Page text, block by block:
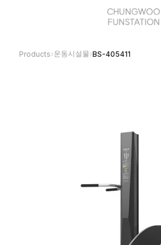
Products›운동시설물›BS-405411